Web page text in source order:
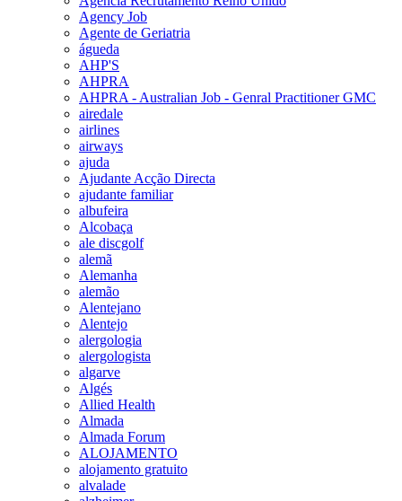
Agency Job
Agente de Geriatria
águeda
AHP'S
AHPRA
AHPRA - Australian Job - Genral Practitioner GMC
airedale
airlines
airways
ajuda
Ajudante Acção Directa
ajudante familiar
albufeira
Alcobaça
ale discgolf
alemã
Alemanha
alemão
Alentejano
Alentejo
alergologia
alergologista
algarve
Algés
Allied Health
Almada
Almada Forum
ALOJAMENTO
alojamento gratuito
alvalade